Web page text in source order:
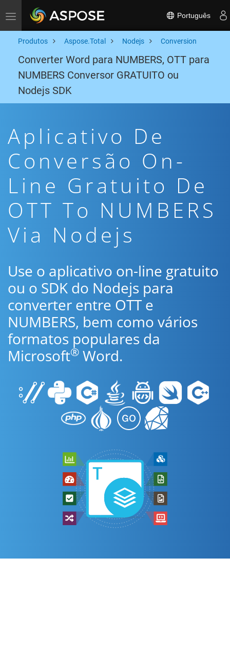
Toggle navigation Português
Produtos Aspose.Total Nodejs Conversion
Converter Word para NUMBERS, OTT para
NUMBERS Conversor GRATUITO ou
Nodejs SDK
Aplicativo De
Conversão On-
Line Gratuito De
OTT To NUMBERS
Via Nodejs
Use o aplicativo on-line gratuito
ou o SDK do Nodejs para
converter entre OTT e
NUMBERS, bem como vários
formatos populares da
Microsoft® Word.